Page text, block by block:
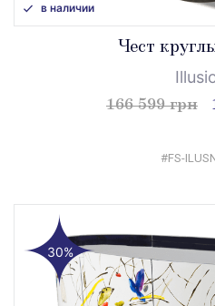
в наличии
Чест
166 599 грн
#FS-
30%